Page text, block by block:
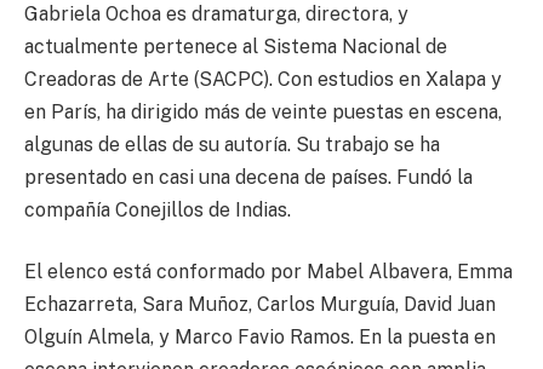
Gabriela Ochoa es dramaturga, directora, y
actualmente pertenece al Sistema Nacional de
Creadoras de Arte (SACPC). Con estudios en Xalapa y
en París, ha dirigido más de veinte puestas en escena,
algunas de ellas de su autoría. Su trabajo se ha
presentado en casi una decena de países. Fundó la
compañía Conejillos de Indias.
El elenco está conformado por Mabel Albavera, Emma
Echazarreta, Sara Muñoz, Carlos Murguía, David Juan
Olguín Almela, y Marco Favio Ramos. En la puesta en